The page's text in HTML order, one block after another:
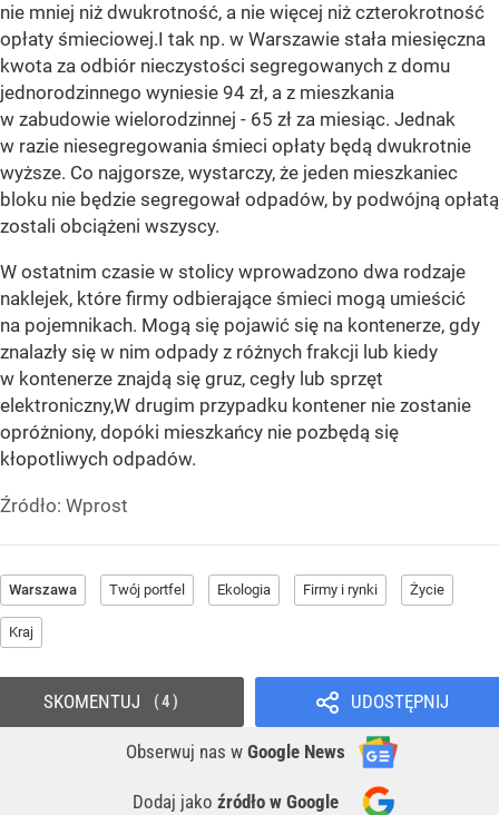
nie mniej niż dwukrotność, a nie więcej niż czterokrotność
opłaty śmieciowej.I tak np. w Warszawie stała miesięczna
kwota za odbiór nieczystości segregowanych z domu
jednorodzinnego wyniesie 94 zł, a z mieszkania
w zabudowie wielorodzinnej - 65 zł za miesiąc. Jednak
w razie niesegregowania śmieci opłaty będą dwukrotnie
wyższe. Co najgorsze, wystarczy, że jeden mieszkaniec
bloku nie będzie segregował odpadów, by podwójną opłatą
zostali obciążeni wszyscy.
W ostatnim czasie w stolicy wprowadzono dwa rodzaje
naklejek, które firmy odbierające śmieci mogą umieścić
na pojemnikach. Mogą się pojawić się na kontenerze, gdy
znalazły się w nim odpady z różnych frakcji lub kiedy
w kontenerze znajdą się gruz, cegły lub sprzęt
elektroniczny,W drugim przypadku kontener nie zostanie
opróżniony, dopóki mieszkańcy nie pozbędą się
kłopotliwych odpadów.
Źródło: Wprost
Warszawa Twój portfel Ekologia Firmy i rynki Życie
Kraj
UDOSTĘPNIJ
Obserwuj nas w Google News
Dodaj jako źródło w Google
SKOMENTUJ 4